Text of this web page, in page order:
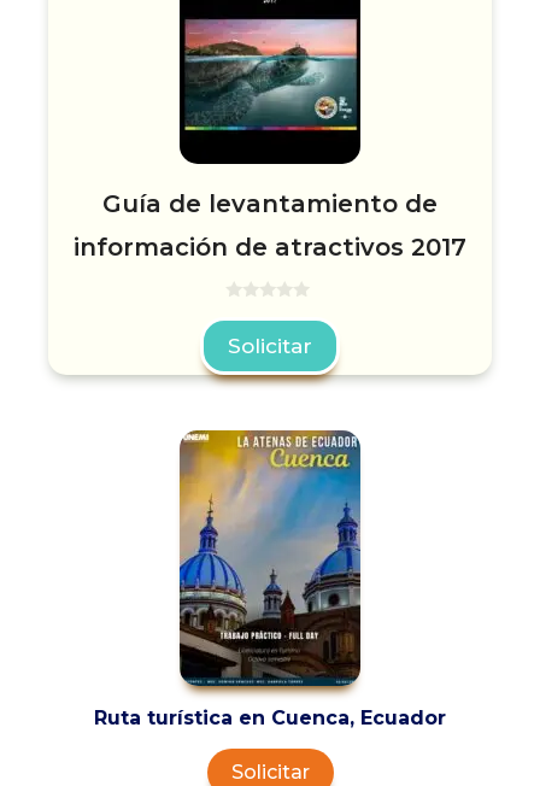
Guía de levantamiento de
información de atractivos 2017
eSolicitar
Ruta turística en Cuenca, Ecuador
Solicitar